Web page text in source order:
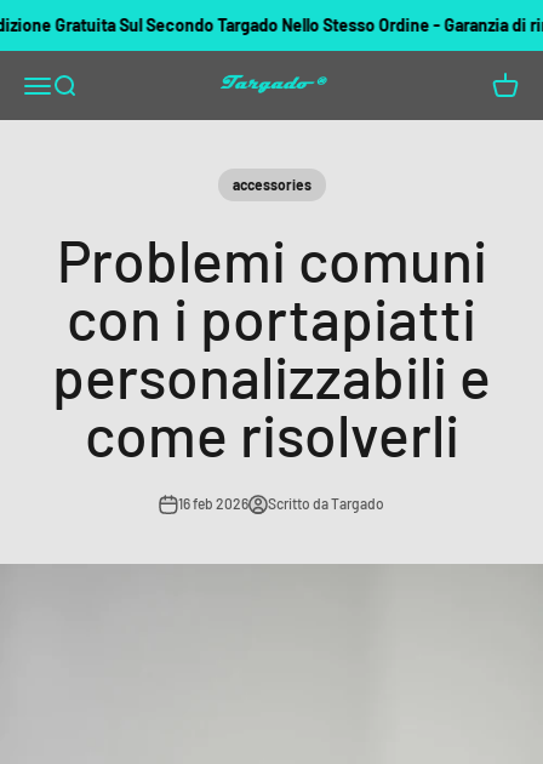
Gratuita Sul Secondo Targado Nello Stesso Ordine - Garanzia di
Apri il menu di navigazione
Mostra il menu di ricercaTargado
accessories
Problemi comuni
con i portapiatti
personalizzabili e
come risolverli
16 feb 2026 Scritto da Targado